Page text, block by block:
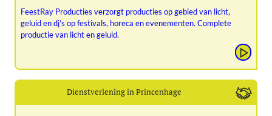
FeestRay Producties verzorgt producties op gebied van licht,
geluid en dj’s op festivals, horeca en evenementen. Complete
productie van licht en geluid.
Dienstverlening in Princenhage